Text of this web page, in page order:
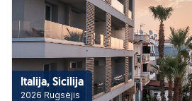
Italija, Sicilija
2026 Rugsėjis